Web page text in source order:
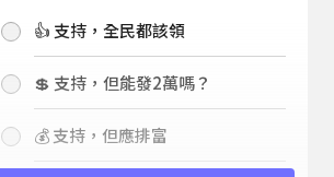
持嗎？👍 支持，全民都該領
💲 支持，但能發2萬嗎？
💰 支持，但應排富